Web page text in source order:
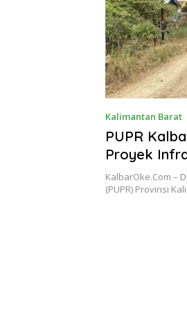
Kalimantan Barat
PUPR
Proyek
KalbarOke.Com –
(PUPR) Provinsi